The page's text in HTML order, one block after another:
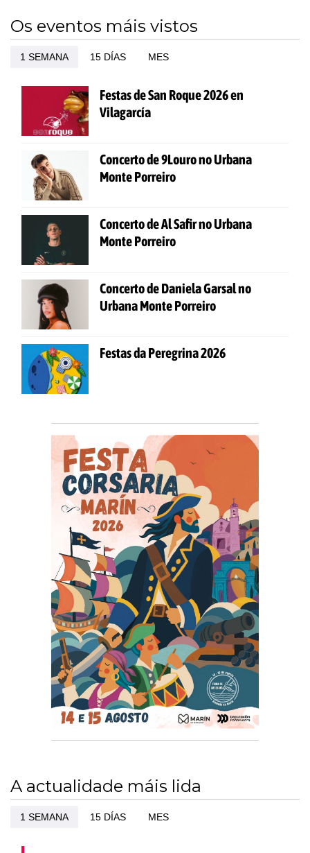
Os eventos máis vistos
1 SEMANA 15 DÍAS MES
Festas de San Roque 2026 en
Vilagarcía
Concerto de 9Louro no Urbana
Monte Porreiro
Concerto de Al Safir no Urbana
Monte Porreiro
Concerto de Daniela Garsal no
Urbana Monte Porreiro
Festas da Peregrina 2026
A actualidade máis lida
1 SEMANA 15 DÍAS MES